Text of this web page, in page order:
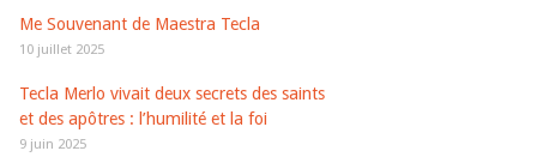
Me Souvenant de Maestra Tecla
10 juillet 2025
Tecla Merlo vivait deux secrets des saints
et des apôtres : l’humilité et la foi
9 juin 2025